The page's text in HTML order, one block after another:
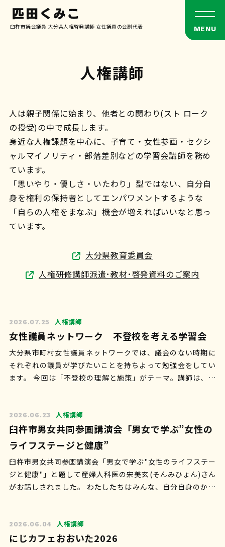
臼杵市議会議員 大分県人権啓発講師 女性議員の会副代表
人権講師
人は親子関係に始まり、他者との関わり(スト ローク
の授受)の中で成長します。
身近な人権課題を中心に、子育て・女性参画・セクシ
ャルマイノリティ・部落差別などの学習会講師を務め
ています。
「思いやり・優しさ・いたわり」型ではない、自分自
身を権利の保持者としてエンパワメントするような
「自らの人権をまなぶ」機会が増えればいいなと思っ
ています。
大分県教育委員会
人権研修講師派遣･教材･啓発資料のご案内
2026.07.25 人権講師
女性議員ネットワーク 不登校を考える学習会
大分県市町村女性議員ネットワークでは、議会のない時期に
それぞれの議員が学びたいことを持ちよって勉強会をしてい
ます。 今回は「不登校の理解と施策」がテーマ。講師は、不
2026.06.23 人権講師
臼杵市男女共同参画講演会「男女で学ぶ”女性の
ライフステージと健康”
臼杵市男女共同参画講演会「男女で学ぶ"女性のライフステー
ジと健康"」と題して産婦人科医の宋美玄(そんみひょん)さん
がお話しされました。 わたしたちはみんな、自分自身のから
2026.06.04 人権講師
にじカフェおおいた2026